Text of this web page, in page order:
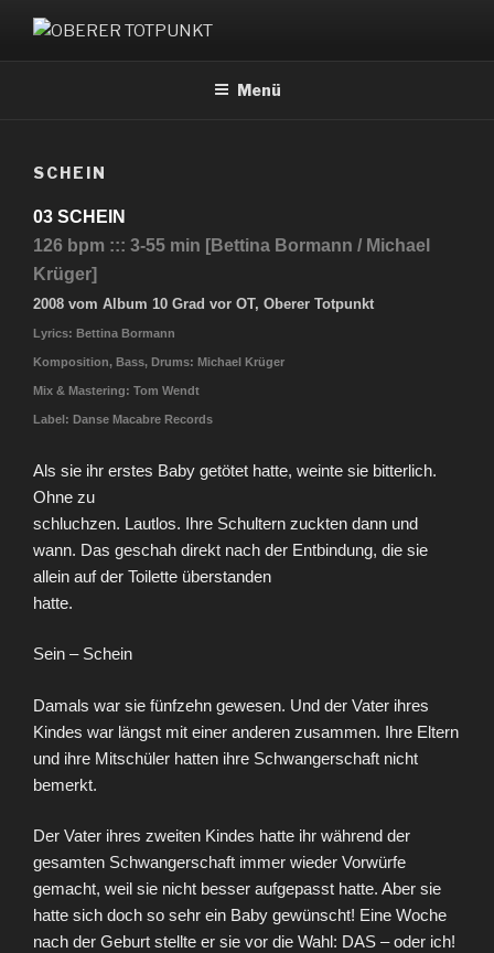
Inhalt
springenOBERER TOTPUNKT
Menü
SCHEIN
03 SCHEIN
126 bpm ::: 3-55 min [Bettina Bormann / Michael
Krüger]
2008 vom Album 10 Grad vor OT, Oberer Totpunkt
Lyrics: Bettina Bormann
Komposition, Bass, Drums: Michael Krüger
Mix & Mastering: Tom Wendt
Label: Danse Macabre Records
Als sie ihr erstes Baby getötet hatte, weinte sie bitterlich.
Ohne zu
schluchzen. Lautlos. Ihre Schultern zuckten dann und
wann. Das geschah direkt nach der Entbindung, die sie
allein auf der Toilette überstanden
hatte.
Sein – Schein
Damals war sie fünfzehn gewesen. Und der Vater ihres
Kindes war längst mit einer anderen zusammen. Ihre Eltern
und ihre Mitschüler hatten ihre Schwangerschaft nicht
bemerkt.
Der Vater ihres zweiten Kindes hatte ihr während der
gesamten Schwangerschaft immer wieder Vorwürfe
gemacht, weil sie nicht besser aufgepasst hatte. Aber sie
hatte sich doch so sehr ein Baby gewünscht! Eine Woche
nach der Geburt stellte er sie vor die Wahl: DAS – oder ich!